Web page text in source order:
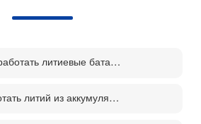
На что можно переработать литиевые батареи?
Можно ли переработать литий из аккумуляторов?